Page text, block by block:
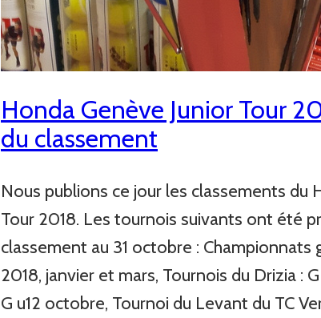
Honda Genève Junior Tour
du classement
Nous publions ce jour les classements du
Tour 2018. Les tournois suivants ont été
classement au 31 octobre : Championnats
2018, janvier et mars, Tournois du Drizia :
G u12 octobre, Tournoi du Levant du TC